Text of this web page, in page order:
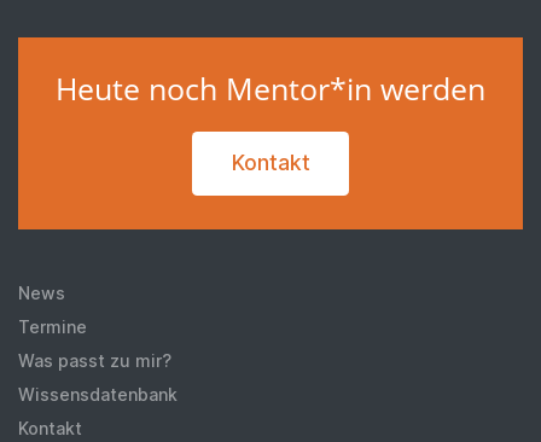
Heute noch Mentor*in werden
Kontakt
News
Termine
Was passt zu mir?
Wissensdatenbank
Kontakt